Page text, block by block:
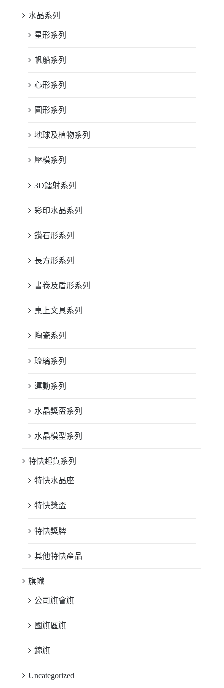
水晶系列
星形系列
帆船系列
心形系列
圓形系列
地球及植物系列
壓模系列
3D鐳射系列
彩印水晶系列
鑽石形系列
長方形系列
書卷及盾形系列
桌上文具系列
陶瓷系列
琉璃系列
運動系列
水晶獎盃系列
水晶模型系列
特快起貨系列
特快水晶座
特快獎盃
特快獎牌
其他特快產品
旗幟
公司旗會旗
國旗區旗
錦旗
Uncategorized